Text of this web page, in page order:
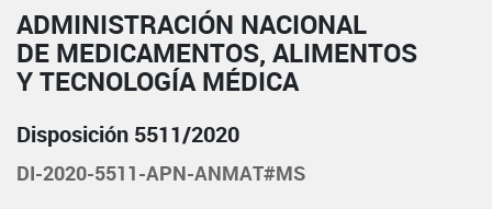
ADMINISTRACIÓN NACIONAL
DE MEDICAMENTOS, ALIMENTOS
Y TECNOLOGÍA MÉDICA
Disposición 5511/2020
DI-2020-5511-APN-ANMAT#MS